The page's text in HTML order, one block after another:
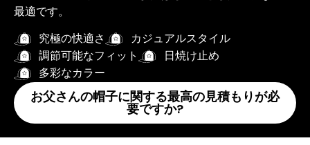
最適です。
究極の快適さ
カジュアルスタイル
調節可能なフィット
日焼け止め
多彩なカラー
お父さんの帽子に関する最高の見積もりが必
要ですか?